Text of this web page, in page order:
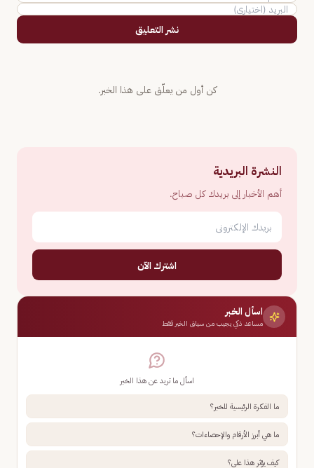
نشر التعليق
كن أول من يعلّق على هذا الخبر.
النشرة البريدية
أهم الأخبار إلى بريدك كل صباح.
اشترك الآن
اسأل الخبر
مساعد ذكي يجيب من سياق الخبر فقط
اسأل ما تريد عن هذا الخبر
ما الفكرة الرئيسية للخبر؟
ما هي أبرز الأرقام والإحصاءات؟
كيف يؤثر هذا علي؟